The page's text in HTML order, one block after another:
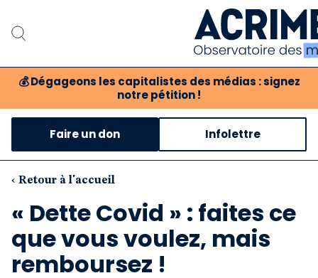
💰 Dégageons les capitalistes des médias : signez
notre pétition !
Notre critique des
Notre revue
Boutique
Faire un don Infolettre
‹ Retour à l'accueil
« Dette Covid » : faites ce
que vous voulez, mais
remboursez !